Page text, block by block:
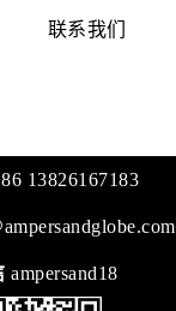
联系我们
13826167183
ampersand18